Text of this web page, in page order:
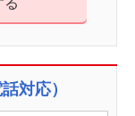
対応）